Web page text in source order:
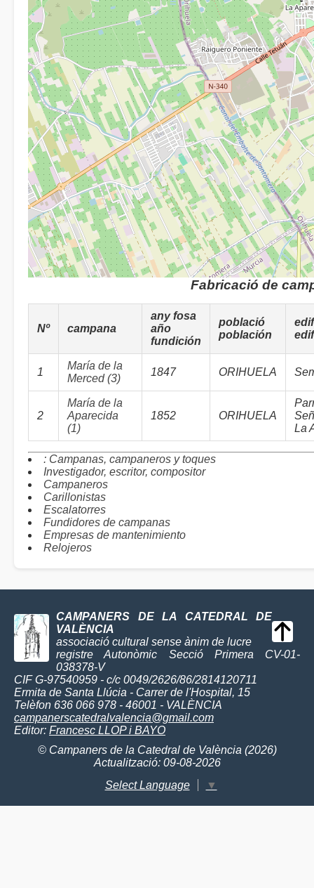
Fabricació de
Nº campana
any fosa
año
fundición
població
población
1
María de la
Merced (3)
1847 ORIHUELA
2
María de la
Aparecida
(1)
1852 ORIHUELA
La
: Campanas, campaneros y toques
Investigador, escritor, compositor
Campaneros
Carillonistas
Escalatorres
Fundidores de campanas
Empresas de mantenimiento
Relojeros
CAMPANERS DE LA CATEDRAL DE
VALÈNCIA
associació cultural sense ànim de lucre
registre Autonòmic Secció Primera CV-01-
038378-V
CIF G-97540959 - c/c 0049/2626/86/2814120711
Ermita de Santa Llúcia - Carrer de l'Hospital, 15
Telèfon 636 066 978 - 46001 - VALÈNCIA
campanerscatedralvalencia@gmail.com
Editor: Francesc LLOP i BAYO
© Campaners de la Catedral de València (2026)
Actualització: 09-08-2026
Select Language
▼